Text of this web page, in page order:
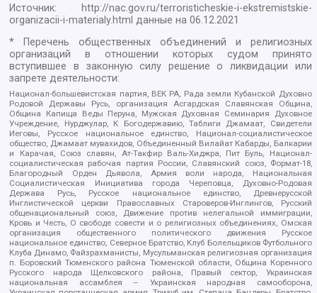
Источник:
http://nac.gov.ru/terroristicheskie-i-ekstremistskie-
organizacii-i-materialy.html данные на06.12.2021
* Перечень общественных объединений и религиозных
организаций в отношении которых судом принято
вступившее в законную силу решение о ликвидации или
запрете деятельности:
Национал-большевистская партия, ВЕК РА, Рада земли Кубанской Духовно
Родовой Державы Русь, организация Асгардская Славянская Община,
Община Капища Веды Перуна, Мужская Духовная Семинария Духовное
Учреждение, Нурджулар, К Богодержавию, Таблиги Джамаат, Свидетели
Иеговы, Русское национальное единство, Национал-социалистическое
общество, Джамаат мувахидов, Объединенный Вилайат Кабарды, Балкарии
и Карачая, Союз славян, Ат-Такфир Валь-Хиджра, Пит Буль, Национал-
социалистическая рабочая партия России, Славянский союз, Формат-18,
Благородный Орден Дьявола, Армия воли народа, Национальная
Социалистическая Инициатива города Череповца, Духовно-Родовая
Держава Русь, Русское национальное единство, Древнерусской
Инглистической церкви Православных Староверов-Инглингов, Русский
общенациональный союз, Движение против нелегальной иммиграции,
Кровь и Честь, О свободе совести и о религиозных объединениях, Омская
организация общественного политического движения Русское
национальное единство, Северное Братство, Клуб Болельщиков Футбольного
Клуба Динамо, Файзрахманисты, Мусульманская религиозная организация
п. Боровский Тюменского района Тюменской области, Община Коренного
Русского народа Щелковского района, Правый сектор, Украинская
национальная ассамблея – Украинская народная самооборона,